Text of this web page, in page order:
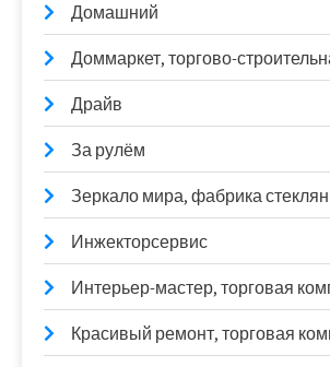
Домашний
Доммаркет, торгово-
Драйв
За рулём
Зеркало мира, фабрика
Инжекторсервис
Интерьер-мастер, торговая
Красивый ремонт, торговая